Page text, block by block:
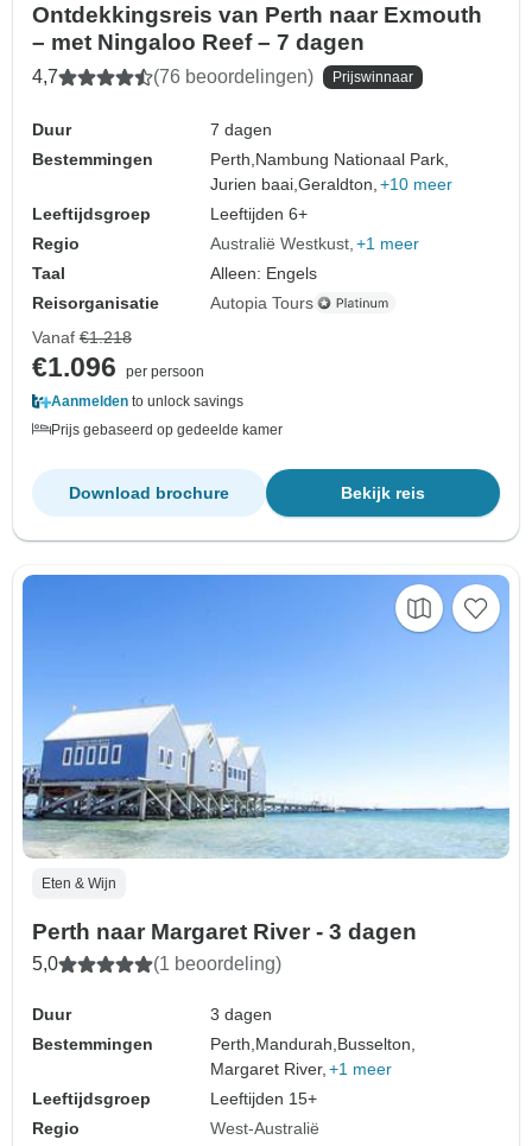
Ontdekkingsreis van Perth naar Exmouth
– met Ningaloo Reef – 7 dagen
4,7 (76 beoordelingen) Prijswinnaar
Duur
7 dagen
Bestemmingen
Perth, Nambung Nationaal Park,
Jurien baai,Geraldton, +10 meer
Leeftijdsgroep
Leeftijden 6+
Regio
Australië Westkust +1 meer
Taal
Alleen: Engels
Reisorganisatie
Autopia Tours
Vanaf €1.218
€1.096
per persoon
Aanmelden to unlock savings
Prijs gebaseerd op gedeelde kamer
Bekijk reis
Download brochure
Eten & Wijn
Perth naar Margaret River - 3 dagen
5,0 (1 beoordeling)
Duur
3 dagen
Bestemmingen
Perth, Mandurah, Busselton,
Margaret River, +1 meer
Leeftijdsgroep
Leeftijden 15+
Regio
West-Australië